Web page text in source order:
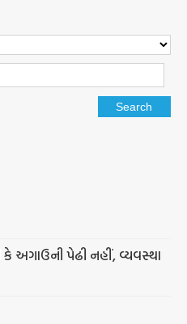
અગાઉની પેઢી નહીં, વ્યવસ્થા